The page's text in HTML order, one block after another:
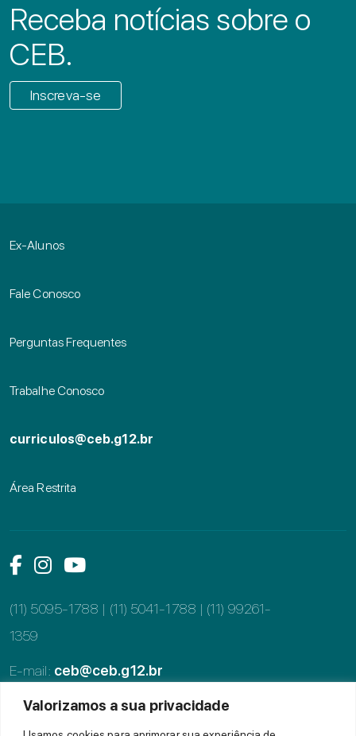
Valorizamos a sua privacidade
Receba notícias sobre o
CEB.
Inscreva-se
Ex-Alunos
Fale Conosco
Perguntas Frequentes
Trabalhe Conosco
curriculos@ceb.g12.br
Área Restrita
Link das mídias sociais
Link das mídias sociais
Link das mídias sociais
(11) 5095-1788 | (11) 5041-1788 | (11) 99261-
1359
E-mail: ceb@ceb.g12.br
Alameda dos Tupiniquins, 997, Moema
CEP: 04077-002, São Paulo - SP